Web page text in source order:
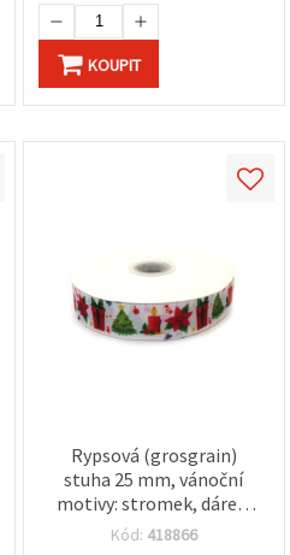
KOUPIT
Rypsová (grosgrain)
stuha 25 mm, vánoční
motivy: stromek, dárek,
svíčka a květina – 3 m, mix
Kód: 418866